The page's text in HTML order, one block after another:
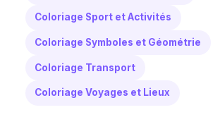
Coloriage Sport et Activités
Coloriage Symboles et Géométrie
Coloriage Transport
Coloriage Voyages et Lieux